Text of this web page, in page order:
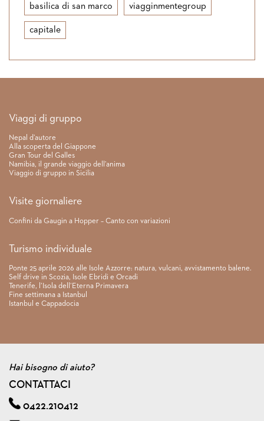
basilica di san marco viagginmentegroup
capitale
Link rapidi
Viaggi di gruppo
Nepal d’autore
Alla scoperta del Giappone
Gran Tour del Galles
Namibia, il grande viaggio dell’anima
Viaggio di gruppo in Sicilia
Visite giornaliere
Confini da Gaugin a Hopper – Canto con variazioni
Turismo individuale
Ponte 25 aprile 2026 alle Isole Azzorre: natura, vulcani, avvistamento balene.
Self drive in Scozia, Isole Ebridi e Orcadi
Tenerife, l’Isola dell’Eterna Primavera
Fine settimana a Istanbul
Istanbul e Cappadocia
Hai bisogno di aiuto?
CONTATTACI
0422.210412